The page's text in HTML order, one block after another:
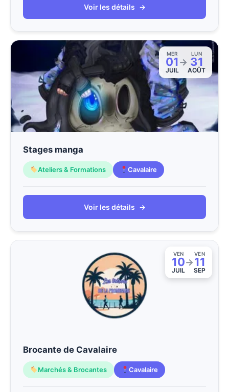
Voir les détails →
MER
01
JUIL
→
LUN
31
AOÛT
Stages manga
Ateliers & Formations Cavalaire
Voir les détails →
VEN
10
JUIL
→
VEN
11
SEP
Brocante de Cavalaire
Marchés & Brocantes Cavalaire